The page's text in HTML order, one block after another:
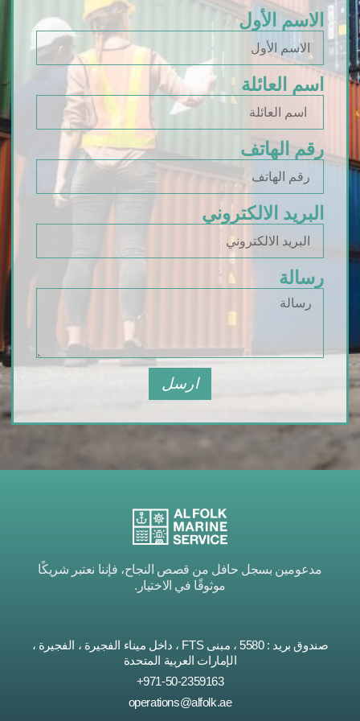
الاسم الأول
اسم العائلة
رقم الهاتف
البريد الالكتروني
رسالة
ارسل
مدعومين بسجل حافل من قصص النجاح، فإننا نعتبر شريكًا
موثوقًا في الاختيار.
صندوق بريد : 5580 ، مبنى FTS ، داخل ميناء الفجيرة ، الفجيرة ،
الإمارات العربية المتحدة
971-50-2359163+
operations@alfolk.ae